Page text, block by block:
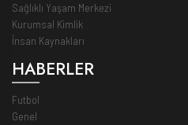
Sağlıklı Yaşam Merkezi
Kurumsal Kimlik
İnsan Kaynakları
HABERLER
Futbol
Genel